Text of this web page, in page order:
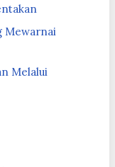
Mewarnai
Melalui